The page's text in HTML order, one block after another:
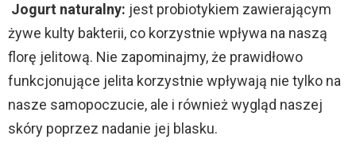
e
o
Jogurt naturalny: jest probiotykiem zawierającym
żywe kulty bakterii, co korzystnie wpływa na naszą
florę jelitową. Nie zapominajmy, że prawidłowo
funkcjonujące jelita korzystnie wpływają nie tylko na
nasze samopoczucie, ale i również wygląd naszej
skóry poprzez nadanie jej blasku.